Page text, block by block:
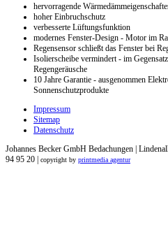
hervorragende
hoher Einbruchschutz
verbesserte Lüftungsfunktion
modernes Fenster-Design - Motor im
Regensensor schließt das Fenster bei
Isolierscheibe vermindert - im
Regengeräusche
10 Jahre Garantie - ausgenommen
Sonnenschutzprodukte
Impressum
Sitemap
Datenschutz
Johannes Becker GmbH Bedachungen |
94 95 20 | copyright by printmedia agentur